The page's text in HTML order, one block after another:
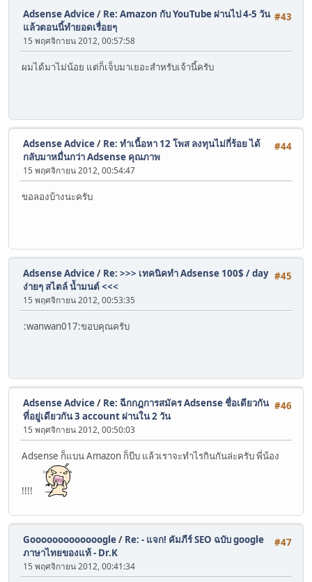
#43
Adsense Advice/ Re: Amazon กับ YouTube ผ่านไป 4-5 วัน
แล้วตอนนี้ทำยอดเรื่อยๆ
15 พฤศจิกายน 2012, 00:57:58
ผมได้มาไม่น้อย แต่ก็เจ็บมาเยอะสำหรับเจ้านี้ครับ
#44
Adsense Advice/ Re: ทำเนื้อหา 12 โพส ลงทุนไม่กี่ร้อย ได้
กลับมาหมื่นกว่า Adsense คุณภาพ
15 พฤศจิกายน 2012, 00:54:47
ขอลองบ้างนะครับ
#45
Adsense Advice/ Re: >>> เทคนิคทำ Adsense 100$ / day
ง่ายๆ สไตล์ น้ำมนต์ <<<
15 พฤศจิกายน 2012, 00:53:35
:wanwan017:ขอบคุณครับ
#46
Adsense Advice/ Re: ฉีกกฎการสมัคร Adsense ชื่อเดียวกัน
ที่อยู่เดียวกัน 3 account ผ่านใน 2 วัน
15 พฤศจิกายน 2012, 00:50:03
Adsense ก็แบน Amazon ก็บีบ แล้วเราจะทำไรกินกันล่ะครับ พี่น้อง
!!!!
#47
Gooooooooooooogle/ Re: - แจก! คัมภีร์ SEO ฉบับ google
ภาษาไทยของแท้ - Dr.K
15 พฤศจิกายน 2012, 00:41:34